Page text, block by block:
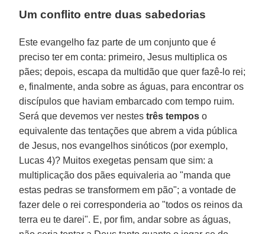
Um conflito entre duas sabedorias
Este evangelho faz parte de um conjunto que é
preciso ter em conta: primeiro, Jesus multiplica os
pães; depois, escapa da multidão que quer fazê-lo rei;
e, finalmente, anda sobre as águas, para encontrar os
discípulos que haviam embarcado com tempo ruim.
Será que devemos ver nestestrês tempos o
equivalente das tentações que abrem a vida pública
de Jesus, nos evangelhos sinóticos (por exemplo,
Lucas 4)? Muitos exegetas pensam que sim: a
multiplicação dos pães equivaleria ao "manda que
estas pedras se transformem em pão"; a vontade de
fazer dele o rei corresponderia ao "todos os reinos da
terra eu te darei". E, por fim, andar sobre as águas,